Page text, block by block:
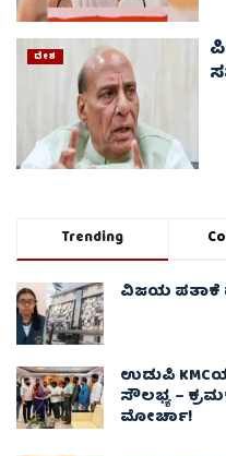
ದೇಶ
Trending
ವಿಜಯ ಪತಾಕೆ
ಉಡುಪಿ
ಸೌಲಭ್ಯ –
ಮೋರ್ಚಾ!